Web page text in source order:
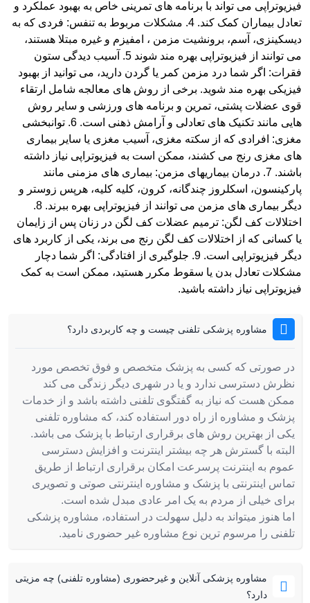
فیزیوتراپی می تواند با برنامه های تمرینی خاص به بهبود عملکرد و
تعادل بیماران کمک کند. 4. مشکلات مربوط به تنفس: فردی که به
دیسکینزی، آسم، برونشیت مزمن ، امفیزم و غیره مبتلا هستند،
می توانند از فیزیوتراپی بهره مند شوند 5. آسیب دیدگی ستون
فقرات: اگر شما درد مزمن کمر یا گردن دارید، می توانید از بهبود
فیزیکی بهره مند شوید. برخی از روش های معالجه شامل ارتقاء
قوی عضلات پشتی، تمرین و برنامه های ورزشی و سایر روش
هایی مانند تکنیک های تعادلی و آرامش ذهنی است. 6. توانبخشی
مغزی: افرادی که از سکته مغزی، آسیب مغزی یا سایر بیماری
های مغزی رنج می کشند، ممکن است به فیزیوتراپی نیاز داشته
باشند. 7. درمان بیماریهای مزمن: بیماری های مزمنی مانند
پارکینسون، اسکلروز چندگانه، کرون، کلیه کلیه، هرپس زوستر و
دیگر بیماری های مزمن می توانند از فیزیوتراپی بهره ببرند. 8.
اختلالات کف لگن: ترمیم عضلات کف لگن در زنان پس از زایمان
یا کسانی که از اختلالات کف لگن رنج می برند، یکی از کاربرد های
دیگر فیزیوتراپی است. 9. جلوگیری از افتادگی: اگر شما دچار
مشکلات تعادل بدن یا سقوط مکرر هستید، ممکن است به کمک
فیزیوتراپی نیاز داشته باشید.
مشاوره پزشکی تلفنی چیست و چه کاربردی دارد؟
در صورتی که کسی به پزشک متخصص و فوق تخصص مورد
نظرش دسترسی ندارد و یا در شهری دیگر زندگی می کند
ممکن هست که نیاز به گفتگوی تلفنی داشته باشد و از خدمات
پزشک و مشاوره از راه دور استفاده کند، که مشاوره تلفنی
یکی از بهترین روش های برقراری ارتباط با پزشک می باشد.
البته با گسترش هر چه بیشتر اینترنت و افزایش دسترسی
عموم به اینترنت پرسرعت امکان برقراری ارتباط از طریق
تماس اینترنتی با پزشک و مشاوره اینترنتی صوتی و تصویری
برای خیلی از مردم به یک امر عادی مبدل شده است.
اما هنوز میتواند به دلیل سهولت در استفاده، مشاوره پزشکی
تلفنی را مرسوم ترین نوع مشاوره غیر حضوری نامید.
مشاوره پزشکی آنلاین و غیرحضوری (مشاوره تلفنی) چه مزیتی
دارد؟